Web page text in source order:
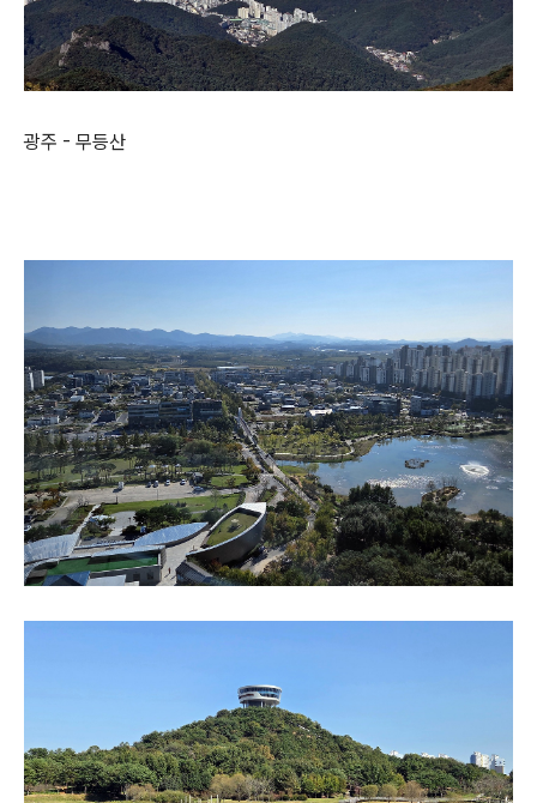
광주 - 무등산